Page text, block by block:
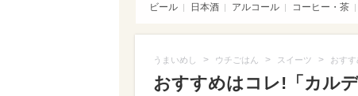
ビール
日本酒 アルコール コーヒー・茶
うまいめし > ウチごはん > スイーツ > おす
おすすめはコレ!「カル